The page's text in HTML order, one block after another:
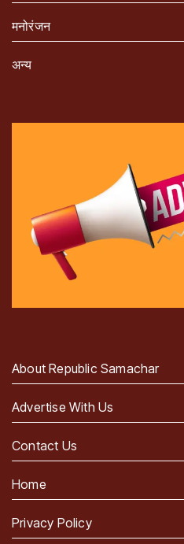
मनोरंजन
अन्य
About Republic Samachar
Advertise With Us
Contact Us
Home
Privacy Policy